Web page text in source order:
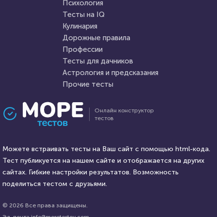
3 июня 2020 3888
этот лис?
Илья Кузнецов HTML - код
9 августа 2021
Проходили 7454 раза
Тест: Мизантроп ли вы?
Онлайн конструктор
тестов
Можете встраивать тесты на Ваш сайт с помощью html-кода.
Тест публикуется на нашем сайте и отображается на других
сайтах. Гибкие настройки результатов. Возможность
поделиться тестом с друзьями.
© 2026 Все права защищены.
Психология
Тесты на IQ
Кулинария
Дорожные правила
Профессии
Тесты для дачников
Астрология и предсказания
Прочие тесты